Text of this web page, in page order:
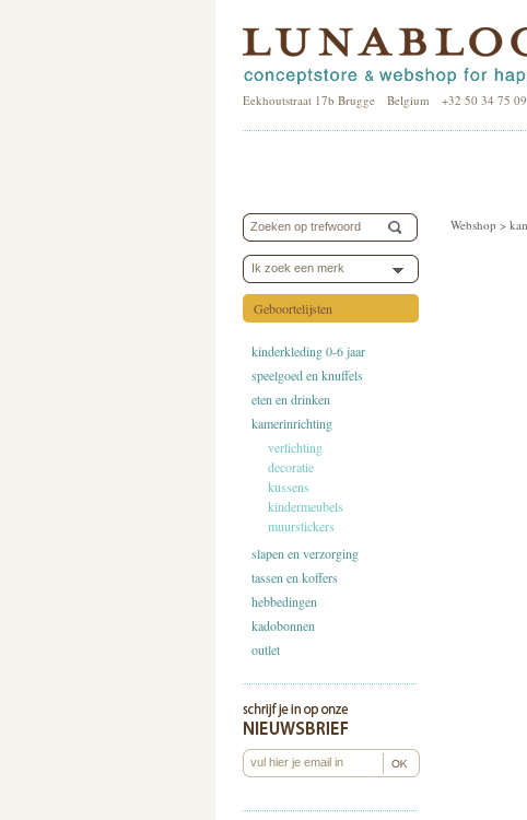
Eekhoutstraat 17b Brugge Belgium +32 50 34 75 09
Ik zoek een merk
Geboortelijsten
kinderkleding 0-6 jaar
speelgoed en knuffels
eten en drinken
kamerinrichting
verlichting
decoratie
kussens
kindermeubels
muurstickers
slapen en verzorging
tassen en koffers
hebbedingen
kadobonnen
outlet
Webshop >